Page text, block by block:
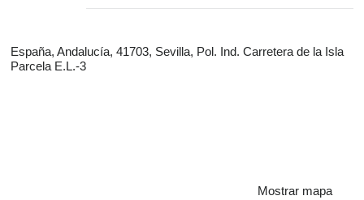
España, Andalucía, 41703, Sevilla, Pol. Ind. Carretera de la Isla
Parcela E.L.-3
Mostrar mapa